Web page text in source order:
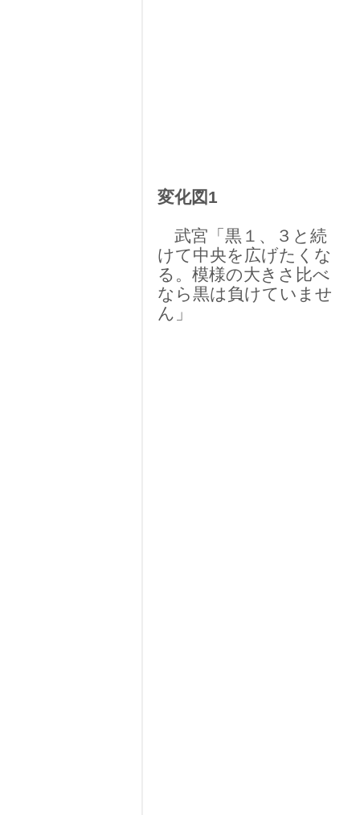
変化図1
武宮「黒１、３と続
けて中央を広げたくな
る。模様の大きさ比べ
なら黒は負けていませ
ん」